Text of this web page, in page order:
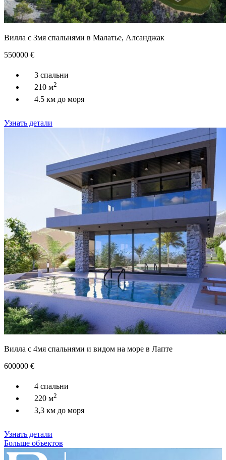
Вилла с 3мя спальнями в Малатье, Алсанджак
550000 €
3 спальни
210 м2
4.5 км до моря
Узнать детали
Вилла с 4мя спальнями и видом на море в Лапте
600000 €
4 спальни
220 м2
3,3 км до моря
Узнать детали
Больше объектов